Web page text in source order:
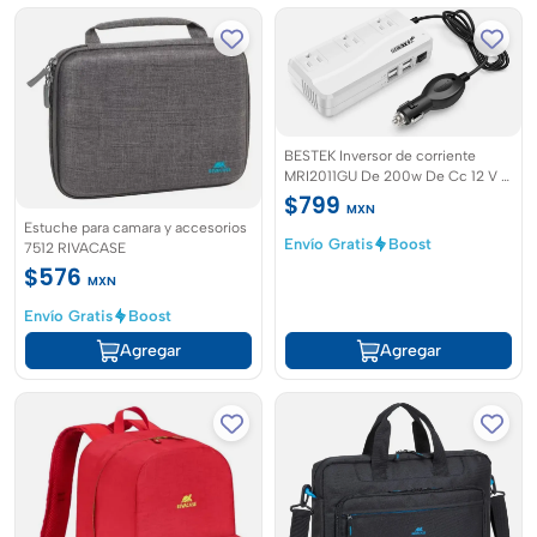
Estuche para camara y accesorios
7512 RIVACASE
$576 MXN
Envío Gratis
Boost
Agregar
BESTEK Inversor de corriente
MRI2011GU De 200w De Cc 12 V A
110 V
$799 MXN
Envío Gratis
Boost
Agregar